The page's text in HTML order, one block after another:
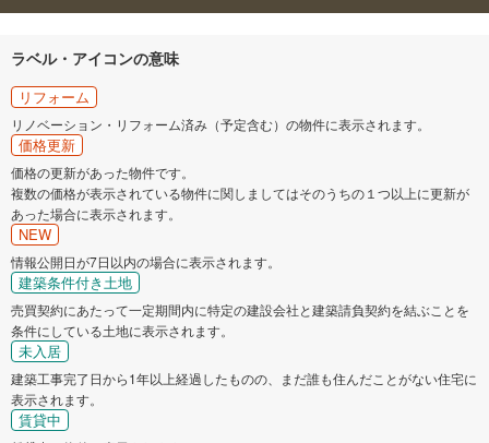
ラベル・アイコンの意味
リフォーム
リノベーション・リフォーム済み（予定含む）の物件に表示されます。
価格更新
価格の更新があった物件です。
複数の価格が表示されている物件に関しましてはそのうちの１つ以上に更新が
あった場合に表示されます。
NEW
情報公開日が7日以内の場合に表示されます。
建築条件付き土地
売買契約にあたって一定期間内に特定の建設会社と建築請負契約を結ぶことを
条件にしている土地に表示されます。
未入居
建築工事完了日から1年以上経過したものの、まだ誰も住んだことがない住宅に
表示されます。
賃貸中